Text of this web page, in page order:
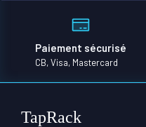
Paiement sécurisé
CB, Visa, Mastercard
TapRack